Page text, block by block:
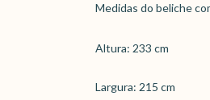
Medidas do beliche
Altura: 233 cm
Largura: 215 cm